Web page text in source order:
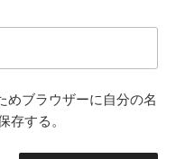
めブラウザーに自分の名
存する。